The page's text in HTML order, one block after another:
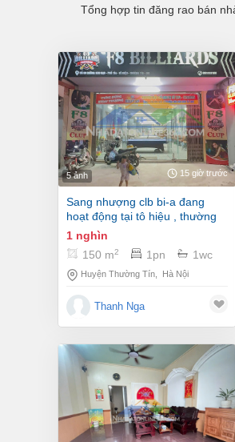
Tổng hợp tin đăng rao bán
5 ảnh 15 giờ trước
sang nhượng clb bi-a đang
hoạt động tại tô hiệu , thường
tín, hà nội
1 nghìn
150 m2 1pn 1wc
Huyện Thường Tín Hà Nội
Thanh Nga